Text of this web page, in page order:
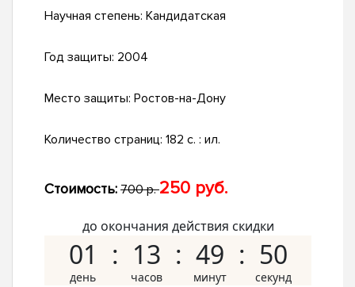
Научная степень: Кандидатская
Год защиты: 2004
Место защиты: Ростов-на-Дону
Количество страниц: 182 с. : ил.
Стоимость: 700 р.250 руб.
до окончания действия скидки
01 13 49 49